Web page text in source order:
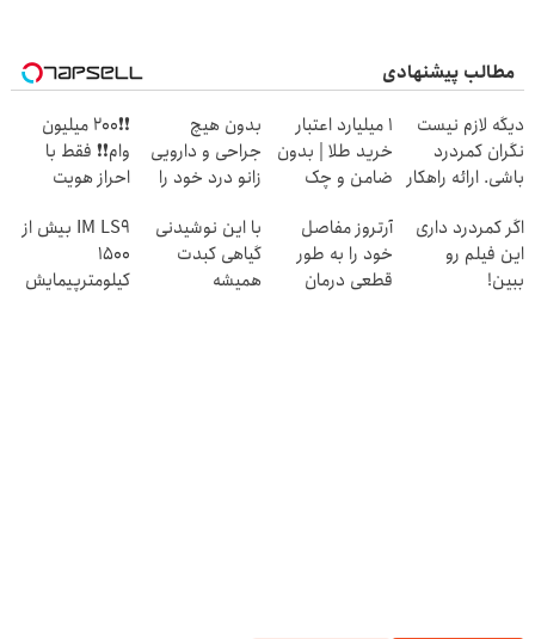
مطالب پیشنهادی
دیگه لازم نیست
نگران کمردرد
باشی. ارائه راهکار
۱ میلیارد اعتبار
خرید طلا | بدون
ضامن و چک
بدون هیچ
جراحی و دارویی
زانو درد خود را
پرسش نامه ▶
❗❗200 میلیون
وام❗❗ فقط با
احراز هویت
اگر کمردرد داری
این فیلم رو
ببین!
آرتروز مفاصل
خود را به طور
قطعی درمان
با این نوشیدنی
گیاهی کبدت
همیشه
IM LS9 بیش از
1500
کیلومترپیمایش